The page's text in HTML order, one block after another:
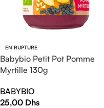
EN RUPTURE
Babybio Petit Pot Pomme
Myrtille 130g
BABYBIO
25,00 Dhs